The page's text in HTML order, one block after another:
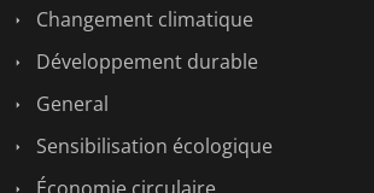
Changement climatique
Développement durable
General
Sensibilisation écologique